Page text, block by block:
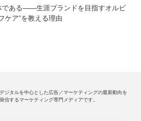
である――生涯ブランドを目指すオルビ
ケア”を教える理由
デジタルを中心とした広告／マーケティングの最新動向を
発信するマーケティング専門メディアです。